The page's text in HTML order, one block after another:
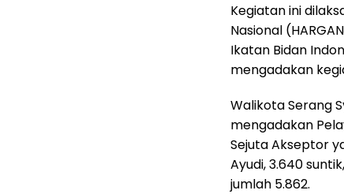
Kegiatan ini
Nasional
Ikatan Bidan
mengadakan
Walikota Serang
mengadakan
Sejuta Akseptor
Ayudi, 3.640
jumlah 5.862.